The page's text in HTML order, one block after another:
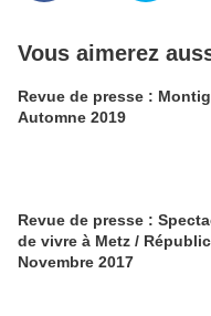
Vous aimerez
Revue de presse :
Automne 2019
Revue de presse :
de vivre à Metz /
Novembre 2017